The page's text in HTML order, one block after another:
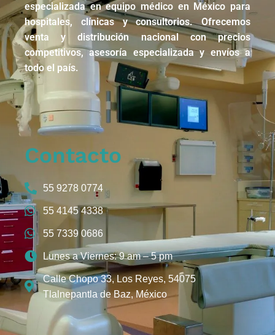
especializada en equipo médico en México para
hospitales, clínicas y consultorios. Ofrecemos
venta y distribución nacional con precios
competitivos, asesoría especializada y envíos a
todo el país.
Contacto
55 9278 0774
55 4145 4338
55 7339 0686
Lunes a Viernes: 9 am – 5 pm
Calle Chopo 33, Los Reyes, 54075
Tlalnepantla de Baz, México